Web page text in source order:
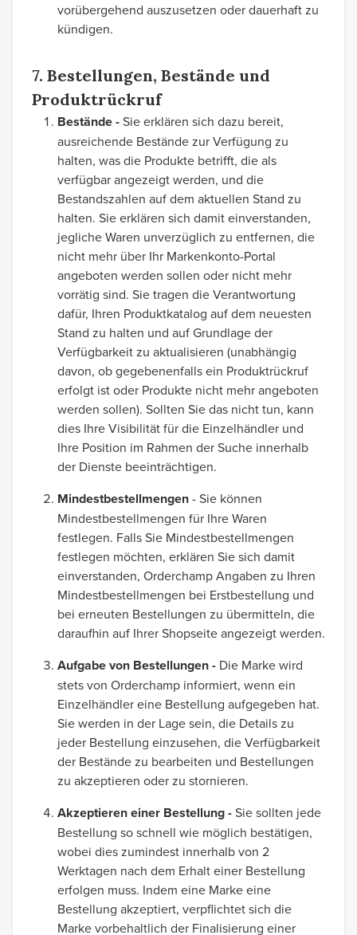
vorübergehend auszusetzen oder dauerhaft zu
kündigen.
7. Bestellungen, Bestände und
Produktrückruf
Bestände -Sie erklären sich dazu bereit,
ausreichende Bestände zur Verfügung zu
halten, was die Produkte betrifft, die als
verfügbar angezeigt werden, und die
Bestandszahlen auf dem aktuellen Stand zu
halten. Sie erklären sich damit einverstanden,
jegliche Waren unverzüglich zu entfernen, die
nicht mehr über Ihr Markenkonto-Portal
angeboten werden sollen oder nicht mehr
vorrätig sind. Sie tragen die Verantwortung
dafür, Ihren Produktkatalog auf dem neuesten
Stand zu halten und auf Grundlage der
Verfügbarkeit zu aktualisieren (unabhängig
davon, ob gegebenenfalls ein Produktrückruf
erfolgt ist oder Produkte nicht mehr angeboten
werden sollen). Sollten Sie das nicht tun, kann
dies Ihre Visibilität für die Einzelhändler und
Ihre Position im Rahmen der Suche innerhalb
der Dienste beeinträchtigen.
Mindestbestellmengen- Sie können
Mindestbestellmengen für Ihre Waren
festlegen. Falls Sie Mindestbestellmengen
festlegen möchten, erklären Sie sich damit
einverstanden, Orderchamp Angaben zu Ihren
Mindestbestellmengen bei Erstbestellung und
bei erneuten Bestellungen zu übermitteln, die
daraufhin auf Ihrer Shopseite angezeigt werden.
Aufgabe von Bestellungen - Die Marke wird
stets von Orderchamp informiert, wenn ein
Einzelhändler eine Bestellung aufgegeben hat.
Sie werden in der Lage sein, die Details zu
jeder Bestellung einzusehen, die Verfügbarkeit
der Bestände zu bearbeiten und Bestellungen
zu akzeptieren oder zu stornieren.
Akzeptieren einer Bestellung -Sie sollten jede
Bestellung so schnell wie möglich bestätigen,
wobei dies zumindest innerhalb von 2
Werktagen nach dem Erhalt einer Bestellung
erfolgen muss. Indem eine Marke eine
Bestellung akzeptiert, verpflichtet sich die
Marke vorbehaltlich der Finalisierung einer